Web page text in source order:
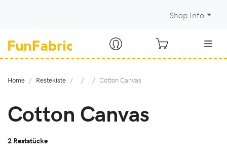
Shop Info
Home Restekiste Cotton Canvas
Cotton Canvas
2 Reststücke